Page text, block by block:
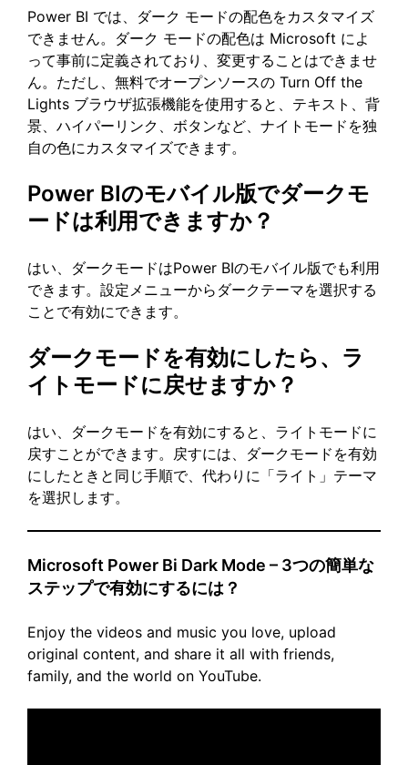
Power BI では、ダーク モードの配色をカスタマイズ
できません。ダーク モードの配色は Microsoft によ
って事前に定義されており、変更することはできませ
ん。ただし、無料でオープンソースの Turn Off the
Lights ブラウザ拡張機能を使用すると、テキスト、背
景、ハイパーリンク、ボタンなど、ナイトモードを独
自の色にカスタマイズできます。
Power BIのモバイル版でダークモ
ードは利用できますか？
はい、ダークモードはPower BIのモバイル版でも利用
できます。設定メニューからダークテーマを選択する
ことで有効にできます。
ダークモードを有効にしたら、ラ
イトモードに戻せますか？
はい、ダークモードを有効にすると、ライトモードに
戻すことができます。戻すには、ダークモードを有効
にしたときと同じ手順で、代わりに「ライト」テーマ
を選択します。
Microsoft Power Bi Dark Mode – 3つの簡単な
ステップで有効にするには？
Enjoy the videos and music you love, upload
original content, and share it all with friends,
family, and the world on YouTube.